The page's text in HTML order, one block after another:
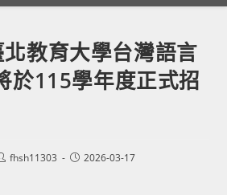
北教育大學台灣語言
於115學年度正式招
fhsh11303
Post2026-03-17